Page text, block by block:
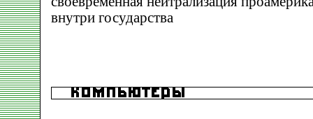
внутри государства